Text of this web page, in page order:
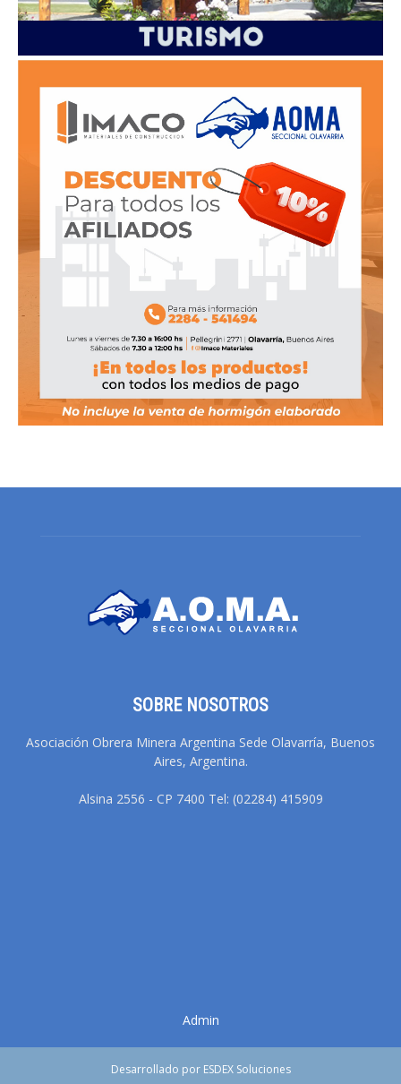
SOBRE NOSOTROS
Asociación Obrera Minera Argentina Sede Olavarría, Buenos
Aires, Argentina.
Alsina 2556 - CP 7400 Tel: (02284) 415909
Admin
Desarrollado por ESDEX Soluciones